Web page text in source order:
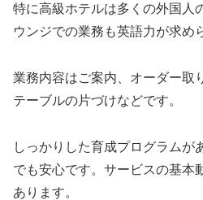
特に高級ホテルは多くの外国人
ウンジでの業務も英語力が求め
業務内容はご案内、オーダー取
テーブルの片づけなどです。
しっかりした育成プログラムが
でも安心です。サービスの基本
あります。